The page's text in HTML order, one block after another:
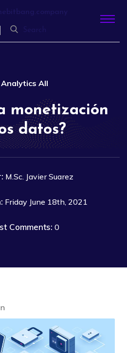
Search
Analytics All
monetización
datos?
M.Sc. Javier Suarez
Friday June 18th, 2021
Comments: 0